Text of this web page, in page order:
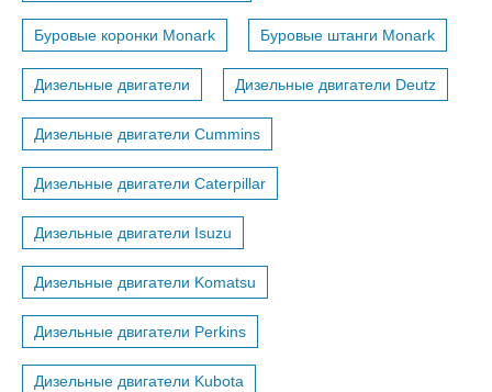
Буровые коронки Monark Буровые штанги Monark
Дизельные двигатели Дизельные двигатели Deutz
Дизельные двигатели Cummins
Дизельные двигатели Caterpillar
Дизельные двигатели Isuzu
Дизельные двигатели Komatsu
Дизельные двигатели Perkins
Дизельные двигатели Kubota